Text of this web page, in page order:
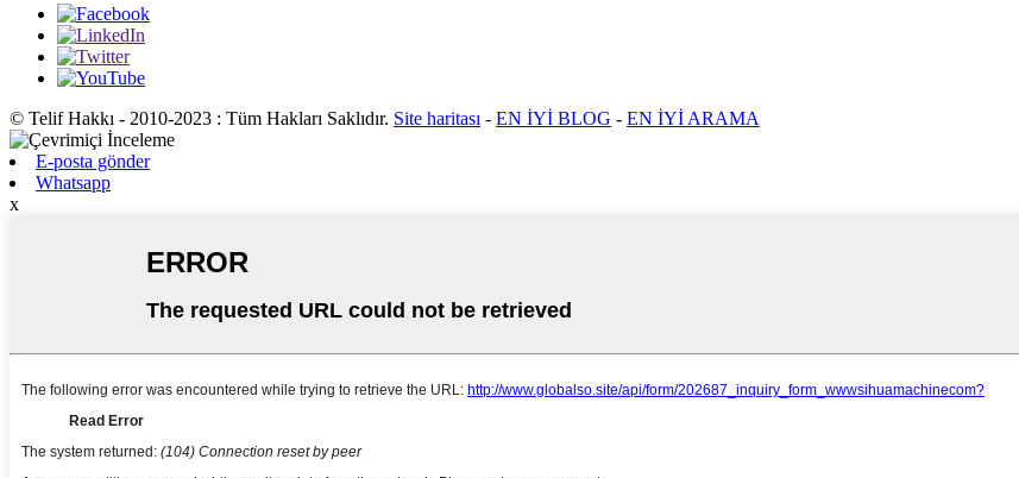
© Telif Hakkı - 2010-2023 : Tüm Hakları Saklıdır. Site haritası - EN İYİ BLOG - EN İYİ ARAMA
E-posta gönder
Whatsapp
x